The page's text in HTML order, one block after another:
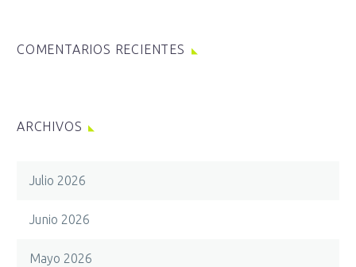
COMENTARIOS RECIENTES
ARCHIVOS
Julio 2026
Junio 2026
Mayo 2026